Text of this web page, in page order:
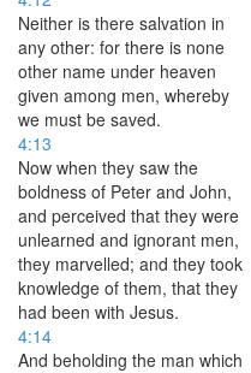
Neither is there salvation in
any other: for there is none
other name under heaven
given among men, whereby
we must be saved.
4:13
Now when they saw the
boldness of Peter and John,
and perceived that they were
unlearned and ignorant men,
they marvelled; and they took
knowledge of them, that they
had been with Jesus.
4:14
And beholding the man which